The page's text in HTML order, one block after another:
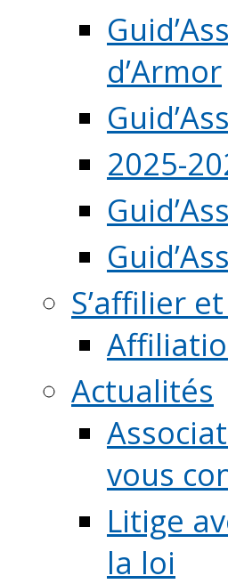
d’Armor
2025-
S’affilier
Actualités
vous
Litige
la loi